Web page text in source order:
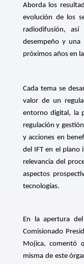
Aborda los
evolución de los
radiodifusión, así
desempeño y
próximos años en
Cada tema se
valor de un
entorno digital, la
regulación y
y acciones en
del IFT en el plano
relevancia del
aspectos
tecnologías.
En la apertura
Comisionado
Mojica, comentó
misma de este